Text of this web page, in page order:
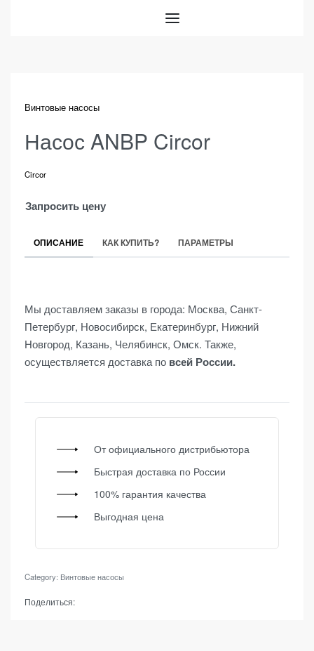
Винтовые насосы
Насос ANBP Circor
Circor
Запросить цену
ОПИСАНИЕ КАК КУПИТЬ? ПАРАМЕТРЫ
Мы доставляем заказы в города: Москва, Санкт-
Петербург, Новосибирск, Екатеринбург, Нижний
Новгород, Казань, Челябинск, Омск. Также,
осуществляется доставка по всей России.
От официального дистрибьютора
Быстрая доставка по России
100% гарантия качества
Выгодная цена
Category: Винтовые насосы
Поделиться: